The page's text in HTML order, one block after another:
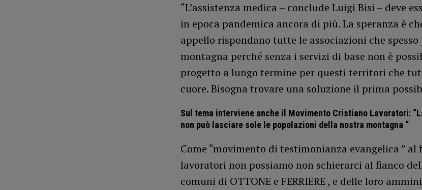
“L’assistenza medica – conclude Luigi Bisi – deve
in epoca pandemica ancora di più. La speranza è
appello rispondano tutte le associazioni che
montagna perché senza i servizi di base non è
progetto a lungo termine per questi territori che
cuore. Bisogna trovare una soluzione il prima
Sul tema interviene anche il Movimento Cristiano Lavoratori:
non può lasciare sole le popolazioni della nostra montagna “
Come “movimento di testimonianza evangelica ” al
lavoratori non possiamo non schierarci al fianco
comuni di OTTONE e FERRIERE , e delle loro